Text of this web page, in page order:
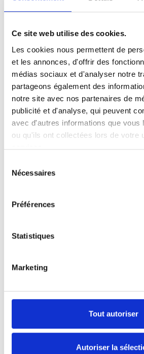
Ce site web utilise des cookies.
Les cookies nous permettent de
et les annonces, d'offrir des
médias sociaux et d'analyser notre
partageons également des
notre site avec nos partenaires de
publicité et d'analyse, qui peuvent
avec d'autres informations que vous
ou qu'ils ont collectées lors de votre
services.
Nécessaires
Préférences
Statistiques
Marketing
Tout autoriser
Autoriser la
Vous êtes
Famennoise et
souhaitez
logement ?
Si vous êtes locataire à La
souhaitez acheter le logement que
La Famennoise qui examinera votre
Rue de l’Himage, 81 6900
Bureaux accessibles au
Vendredi :9h - 12h30
Possibilité de prendre rendez-